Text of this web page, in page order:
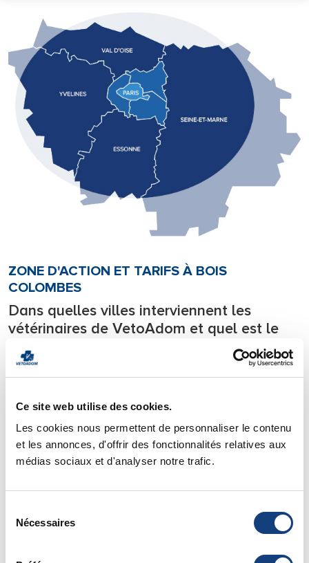
Ce site web utilise des cookies.
Les cookies nous permettent de personnaliser le contenu
et les annonces, d'offrir des fonctionnalités relatives aux
médias sociaux et d'analyser notre trafic.
Nécessaires
ZONE D'ACTION ET TARIFS À BOIS
COLOMBES
Dans quelles villes interviennent les
vétérinaires de VetoAdom et quel est le
tarif d’une consultation à domicile à Bois
Colombes?
départements l’Ile de France.
Nous intervenons en urgence7j/7 directement à votre
domicileavec tout le matériel nécessaire à la prise en
charge des urgences et soignons votre animal de compagnie
d’intervention vous pouvez consulter notre page de zone
Vous y trouverez également
de nos déplacements